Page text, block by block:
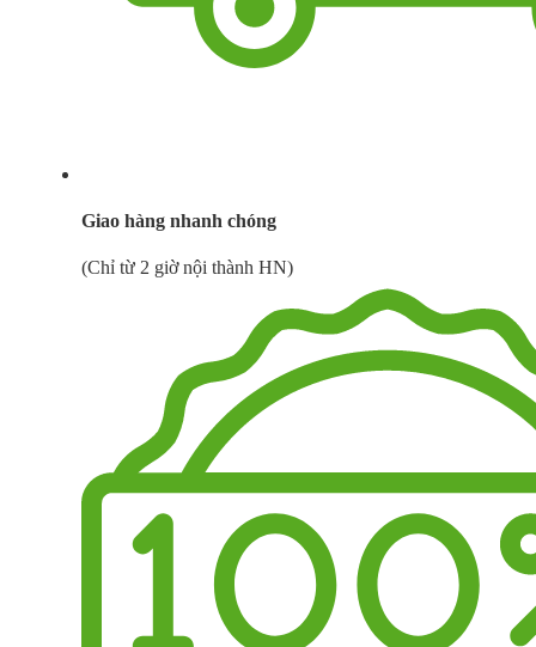
Giao hàng nhanh chóng
(Chỉ từ 2 giờ nội thành HN)